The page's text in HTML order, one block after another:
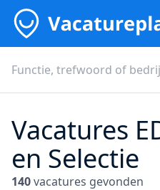
Vacatures
en Selectie
140vacatures gevonden